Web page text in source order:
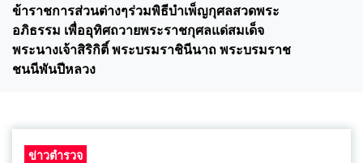
ข้าราชการส่วนต่างๆร่วมพิธีบำเพ็ญกุศลสวดพระ
อภิธรรม เพื่ออุทิศถวายพระราชกุศลแด่สมเด็จ
พระนางเจ้าสิริกิติ์ พระบรมราชินีนาถ พระบรมราช
ชนนีพันปีหลวง
ข่าวตำรวจ